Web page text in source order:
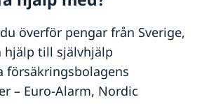
bankkort
råkar ut för en olycka
vuxna
för barn under 18 år
pass för barn under 18 år
surrogatarrangemang
och katastrofer
utvecklingssamarbete med
företag
överför pengar från Sverige,
hjälp till självhjälp
försäkringsbolagens
– Euro-Alarm, Nordic